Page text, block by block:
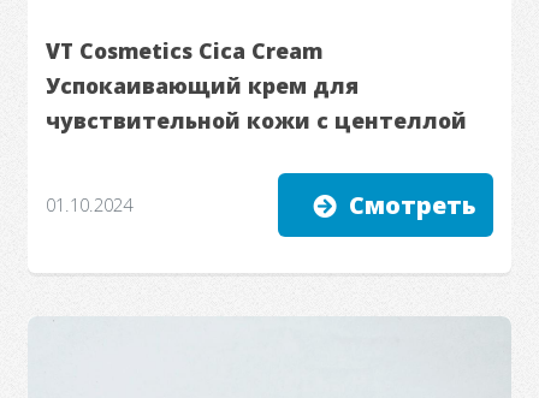
VT Cosmetics Cica Cream
Успокаивающий крем для
чувствительной кожи с центеллой
01.10.2024 Смотреть